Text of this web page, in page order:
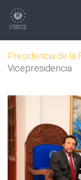
Presidencia de la
Vicepresidencia